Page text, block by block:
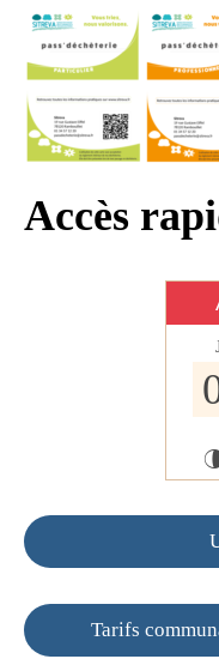
Infos
Contact et
Mon village
Faverolles
Séjourner à
Nos
Accès
Tarifs